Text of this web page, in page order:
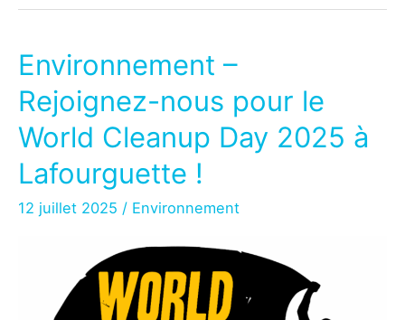
:
un
succès
collectif
pour
l’environnement
!
Environnement –
Rejoignez-nous pour le
World Cleanup Day 2025 à
Lafourguette !
12 juillet 2025 / Environnement